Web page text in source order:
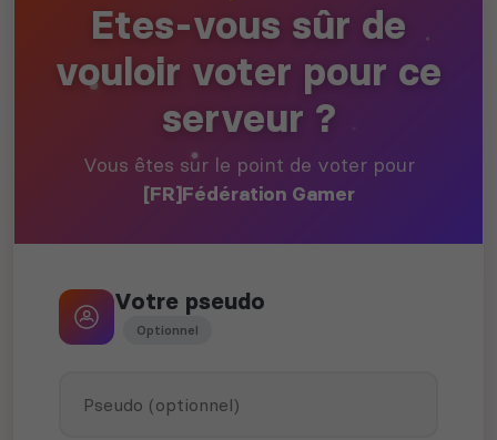
Etes-vous sûr de
vouloir voter pour ce
serveur ?
Vous êtes sur le point de voter pour
[FR]Fédération Gamer
Votre pseudo
Optionnel